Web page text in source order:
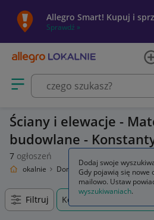
Allegro Smart! Kupuj i
Sprawdź »
Otwórz menu z kategoriami
Ściany i elewacje -
budowlane -
7 ogłoszeń
Lokalnie Dom i Ogród
Filtruj Konstantynów Łódzki,
Dodaj swoje
Gdy pojawią się nowe
mailowo. Ustaw
wyszukiwaniach.